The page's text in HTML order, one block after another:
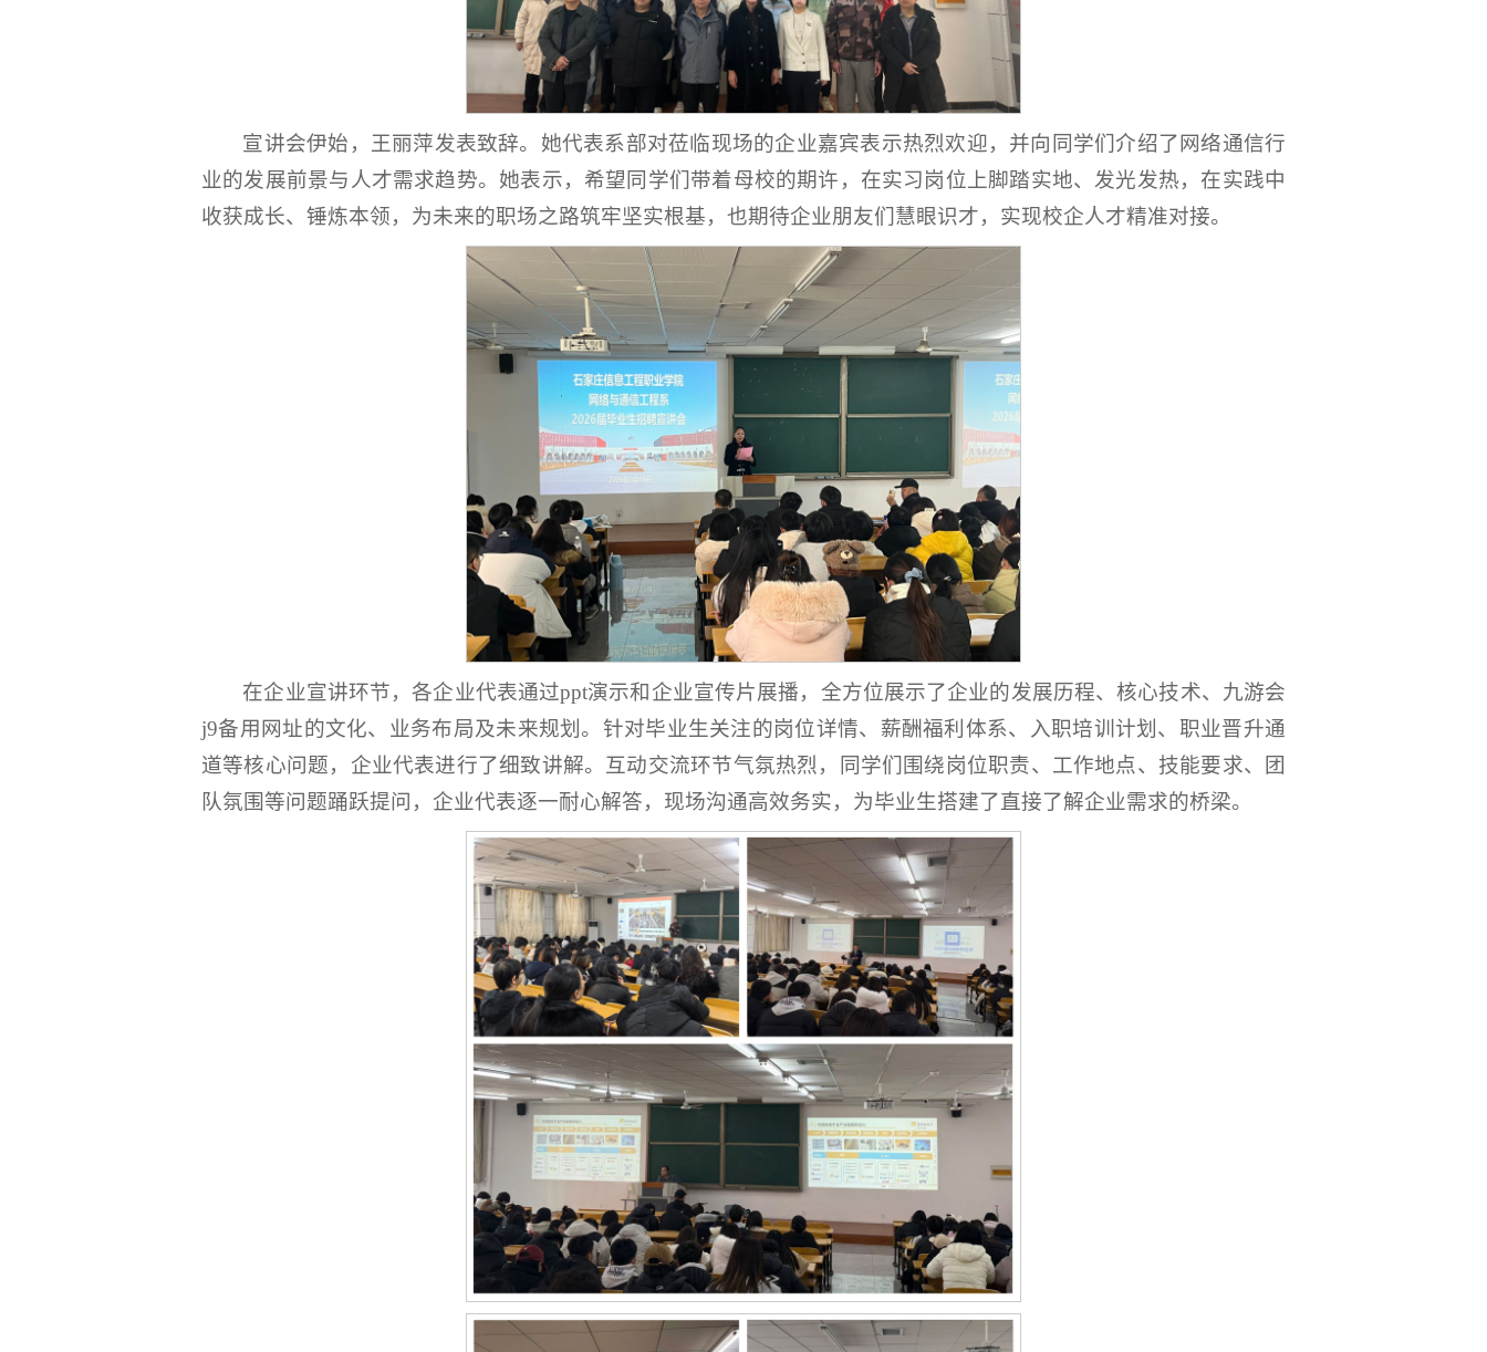
宣讲会伊始，王丽萍发表致辞。她代表系部对莅临现场的企业嘉宾表示热烈欢迎，并向同学们介绍了网络通信行
业的发展前景与人才需求趋势。她表示，希望同学们带着母校的期许，在实习岗位上脚踏实地、发光发热，在实践中
收获成长、锤炼本领，为未来的职场之路筑牢坚实根基，也期待企业朋友们慧眼识才，实现校企人才精准对接。
在企业宣讲环节，各企业代表通过ppt演示和企业宣传片展播，全方位展示了企业的发展历程、核心技术、九游会
j9备用网址的文化、业务布局及未来规划。针对毕业生关注的岗位详情、薪酬福利体系、入职培训计划、职业晋升通
道等核心问题，企业代表进行了细致讲解。互动交流环节气氛热烈，同学们围绕岗位职责、工作地点、技能要求、团
队氛围等问题踊跃提问，企业代表逐一耐心解答，现场沟通高效务实，为毕业生搭建了直接了解企业需求的桥梁。